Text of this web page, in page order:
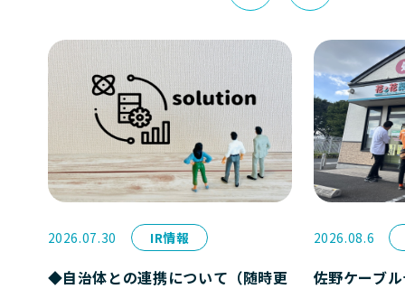
2026.07.30 IR情報
◆自治体との連携について（随時更
2026.08.6
佐野ケーブ